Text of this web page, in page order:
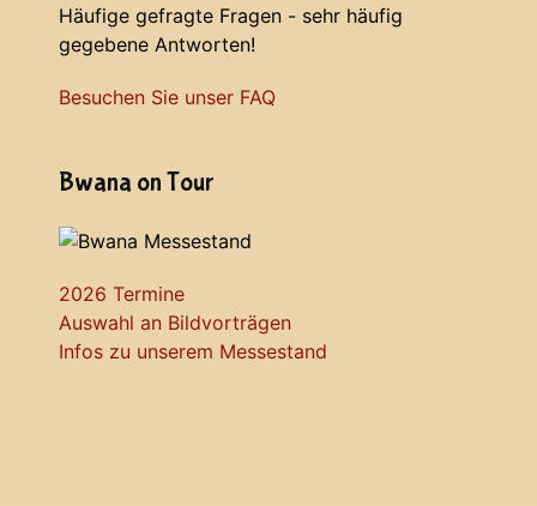
Häufige gefragte Fragen - sehr häufig
gegebene Antworten!
Besuchen Sie unser FAQ
Bwana on Tour
2026 Termine
Auswahl an Bildvorträgen
Infos zu unserem Messestand